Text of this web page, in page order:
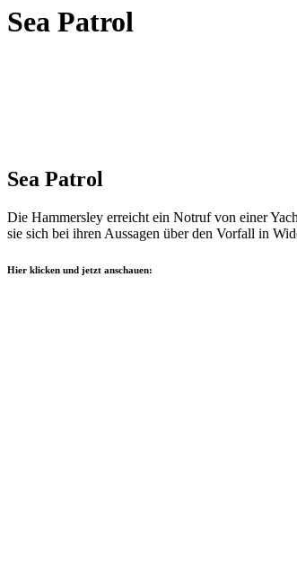
Sea Patrol
Sea Patrol
Die Hammersley erreicht ein Notruf von einer
sie sich bei ihren Aussagen über den Vorfall in
Hier klicken und jetzt anschauen: